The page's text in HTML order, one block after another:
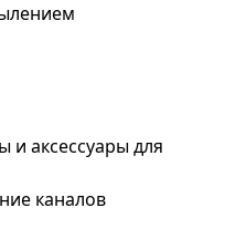
и аксессуары для
каналов